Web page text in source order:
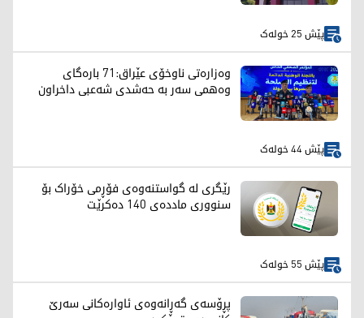
پێش 25 خولەک
وەزارەتی ناوخۆی عێراق:71 بارەگای
وەهمی سەر بە حەشدی شەعبی داخراون
پێش 44 خولەک
رێگری لە گواستنەوەی فۆڕمی خۆراک بۆ
سنووری ماددەی 140 دەکرێت
پێش 55 خولەک
پڕۆسەی گەڕانەوەی ئاوارەکانی سەرێ